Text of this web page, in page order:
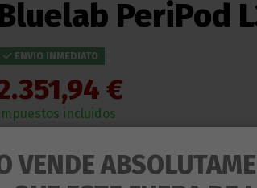
PeriPod
ENVIO INMEDIATO
€
incluidos
Bluelab PeriPod L3
VENDE